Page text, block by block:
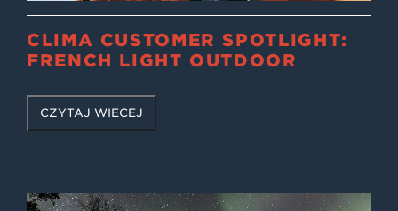
CLIMA CUSTOMER SPOTLIGHT:
FRENCH LIGHT OUTDOOR
CZYTAJ WIĘCEJ